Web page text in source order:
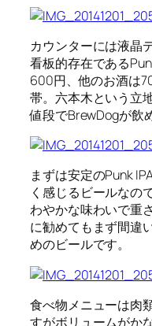
カウンターには液晶
看板的存在である
600円、他のお酒は
帯。六本木という立
値段でBrewDogが飲
まずは安定のPunk
く感じるビールなの
わやかな味わいで重
に勧めてもまず間違
めのビールです。
食べ物メニューは肉
すがボリュームがか